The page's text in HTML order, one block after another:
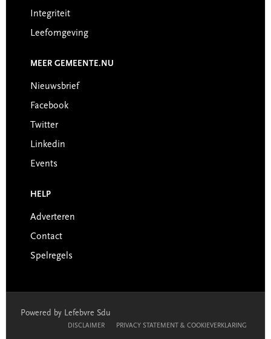
Integriteit
Leefomgeving
MEER GEMEENTE.NU
Nieuwsbrief
Facebook
Twitter
Linkedin
Events
HELP
Adverteren
Contact
Spelregels
Powered by Lefebvre Sdu
DISCLAIMER PRIVACY STATEMENT & COOKIEVERKLARING